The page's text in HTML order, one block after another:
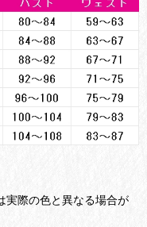
実際の色と異なる場合が